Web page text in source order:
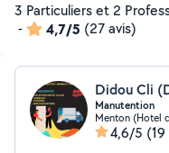
3 Particuliers et 2
-
4,7/5 (27 avis)
Didou Cli
Manutention
Menton (Hotel
4,6/5